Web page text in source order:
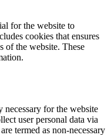
for the website to
cookies that ensures
of the website. These
for the website
user personal data via
termed as non-necessary